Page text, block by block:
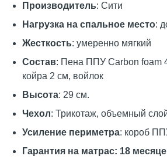
Производитель: Сити
Нагрузка на спальное место:
Жесткость: умеренно мягкий
Состав: Пена ППУ Carbon foam
койра 2 см, войлок
Высота: 29 см.
Чехол: Трикотаж, объемный
Усиление периметра: короб
Гарантия на матрас: 18